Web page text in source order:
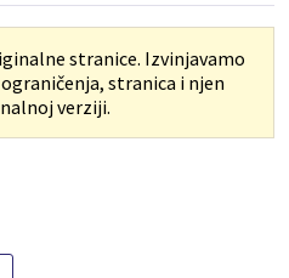
stranice. Izvinjavamo
stranica i njen
verziji.